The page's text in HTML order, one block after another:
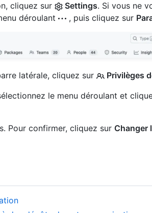
cliquez sur
Settings. Si vous ne
déroulant
, puis cliquez sur
latérale, cliquez sur Privilèges
le menu déroulant et
Pour confirmer, cliquez sur Changer